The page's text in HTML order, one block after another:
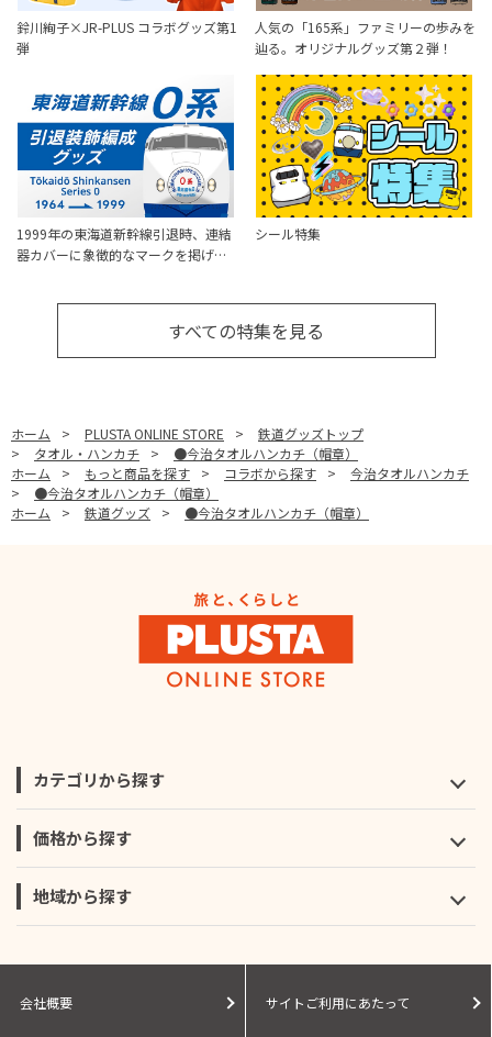
鈴川絢子×JR-PLUS コラボグッズ第1
弾
人気の「165系」ファミリーの歩みを
辿る。オリジナルグッズ第２弾！
1999年の東海道新幹線引退時、連結
器カバーに象徴的なマークを掲げ…
シール特集
すべての特集を見る
ホーム > PLUSTA ONLINE STORE >
鉄道グッズトップ
>
タオル・ハンカチ >
●今治タオルハンカチ（帽章）
ホーム
> もっと商品を探す > コラボから探す >
今治タオルハンカチ
>
●今治タオルハンカチ（帽章）
ホーム
> 鉄道グッズ > ●今治タオルハンカチ（帽章）
カテゴリから探す
価格から探す
地域から探す
会社概要 サイトご利用にあたって